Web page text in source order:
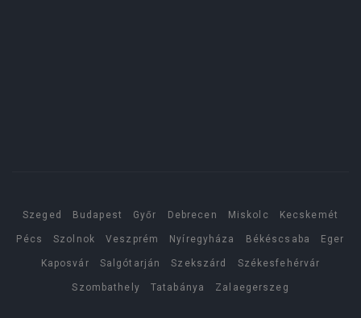
Szeged Budapest Győr Debrecen Miskolc Kecskemét
Pécs Szolnok Veszprém Nyíregyháza Békéscsaba Eger
Kaposvár Salgótarján Szekszárd Székesfehérvár
Szombathely Tatabánya Zalaegerszeg